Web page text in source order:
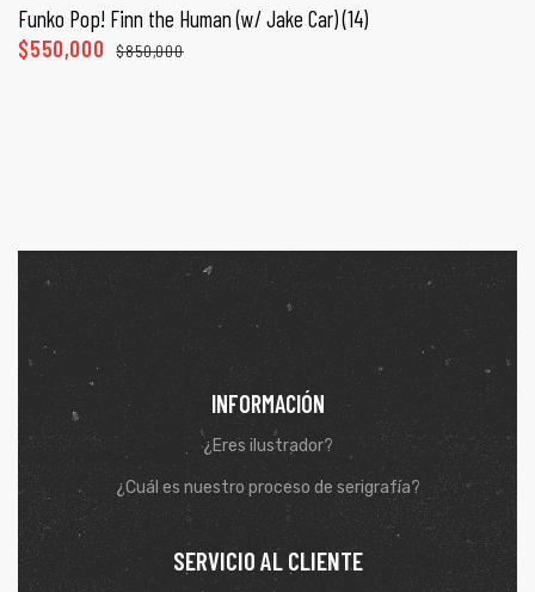
Funko Pop! Finn the Human (w/ Jake Car) (14)
$850,000
$550,000
INFORMACIÓN
¿Eres ilustrador?
¿Cuál es nuestro proceso de serigrafía?
SERVICIO AL CLIENTE